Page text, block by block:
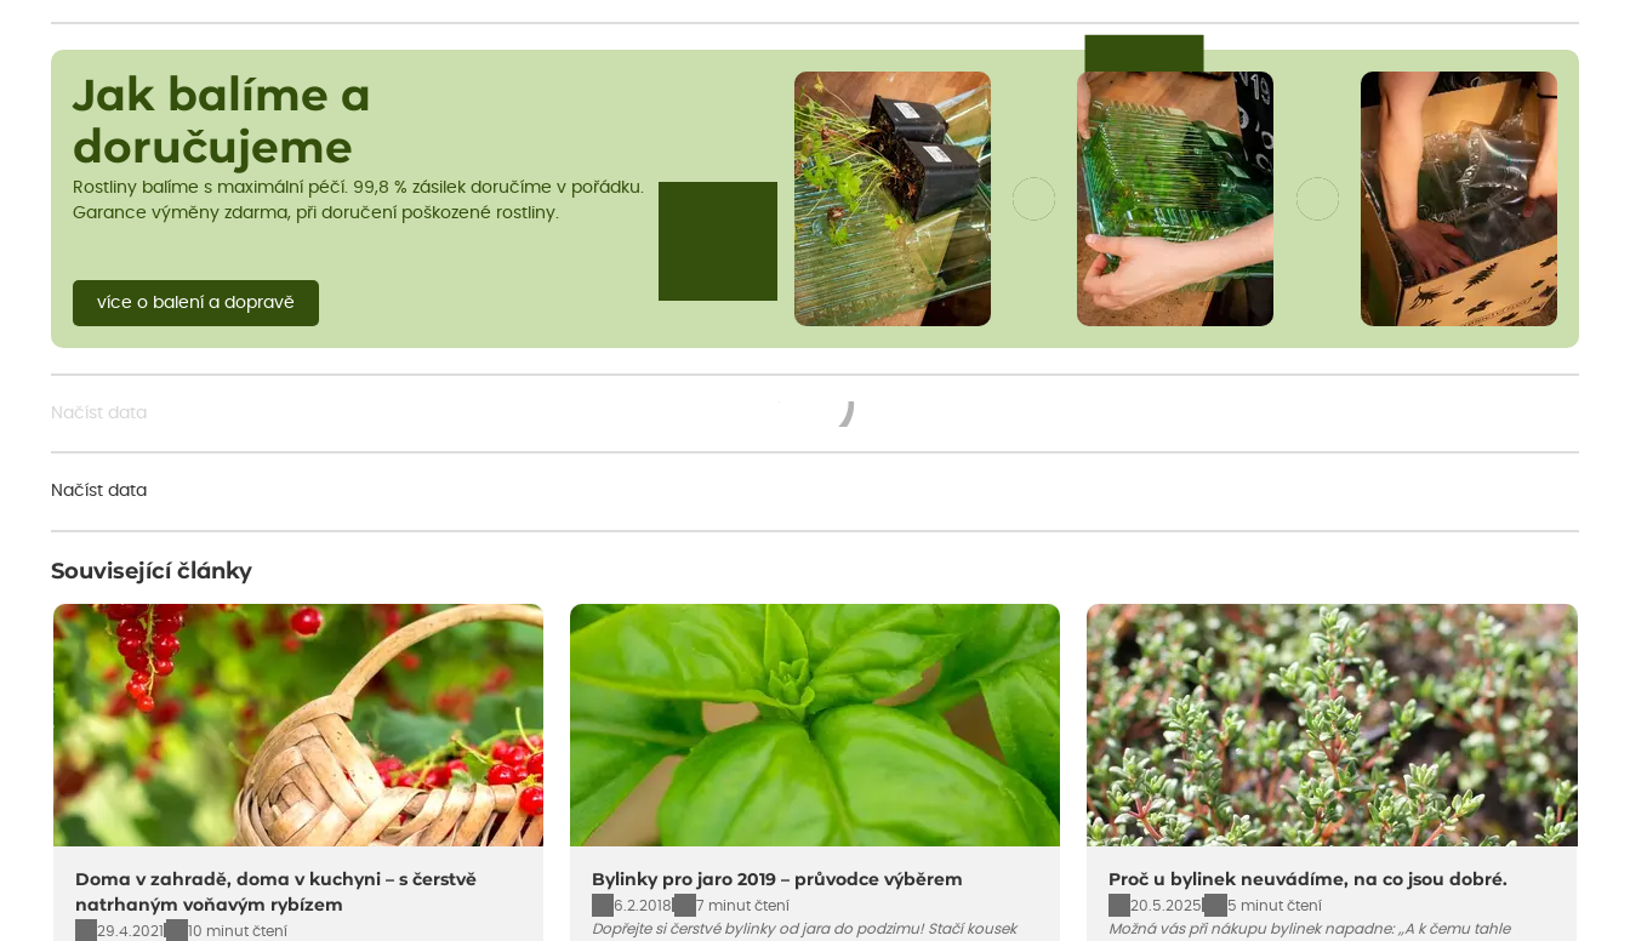
Jak balíme a
doručujeme
Rostliny balíme s maximální péčí. 99,8 % zásilek doručíme v pořádku.
Garance výměny zdarma, při doručení poškozené rostliny.
více o balení a dopravě
Načíst data
Načíst data
Související články
Doma v zahradě, doma v kuchyni – s čerstvě
natrhaným voňavým rybízem
29.4.2021
10 minut čtení
Bylinky pro jaro 2019 – průvodce výběrem
6.2.2018
7 minut čtení
Dopřejte si čerstvé bylinky od jara do podzimu! Stačí kousek
Proč u bylinek neuvádíme, na co jsou dobré.
20.5.2025
5 minut čtení
Možná vás při nákupu bylinek napadne: „A k čemu tahle